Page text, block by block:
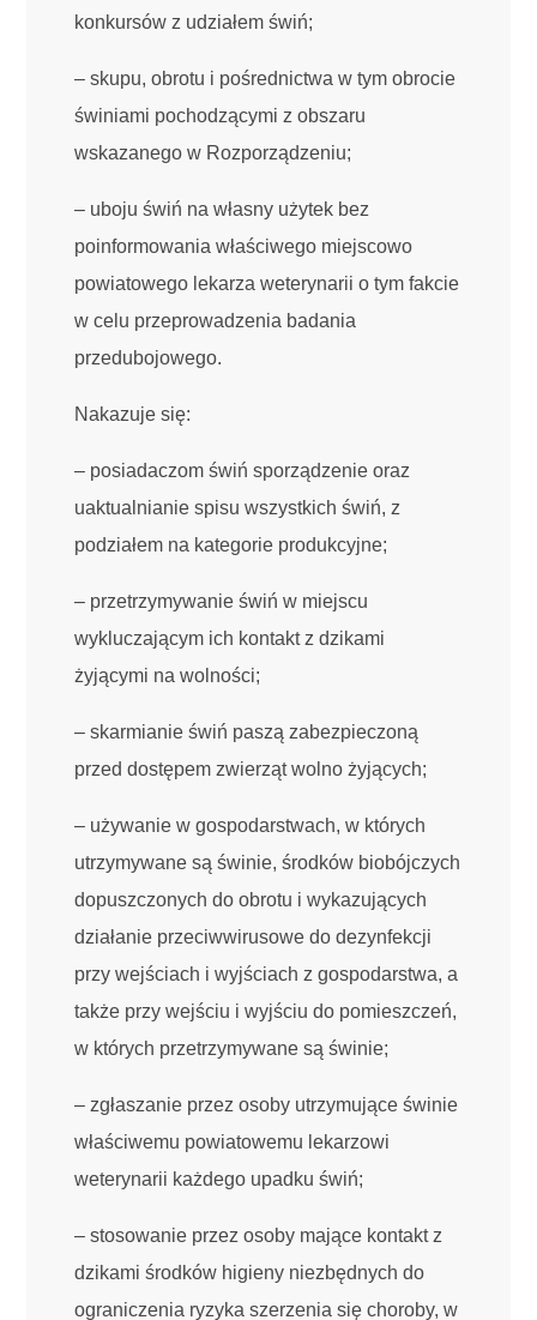
konkursów z udziałem świń;
– skupu, obrotu i pośrednictwa w tym obrocie
świniami pochodzącymi z obszaru
wskazanego w Rozporządzeniu;
– uboju świń na własny użytek bez
poinformowania właściwego miejscowo
powiatowego lekarza weterynarii o tym fakcie
w celu przeprowadzenia badania
przedubojowego.
Nakazuje się:
– posiadaczom świń sporządzenie oraz
uaktualnianie spisu wszystkich świń, z
podziałem na kategorie produkcyjne;
– przetrzymywanie świń w miejscu
wykluczającym ich kontakt z dzikami
żyjącymi na wolności;
– skarmianie świń paszą zabezpieczoną
przed dostępem zwierząt wolno żyjących;
– używanie w gospodarstwach, w których
utrzymywane są świnie, środków biobójczych
dopuszczonych do obrotu i wykazujących
działanie przeciwwirusowe do dezynfekcji
przy wejściach i wyjściach z gospodarstwa, a
także przy wejściu i wyjściu do pomieszczeń,
w których przetrzymywane są świnie;
– zgłaszanie przez osoby utrzymujące świnie
właściwemu powiatowemu lekarzowi
weterynarii każdego upadku świń;
– stosowanie przez osoby mające kontakt z
dzikami środków higieny niezbędnych do
ograniczenia ryzyka szerzenia się choroby, w